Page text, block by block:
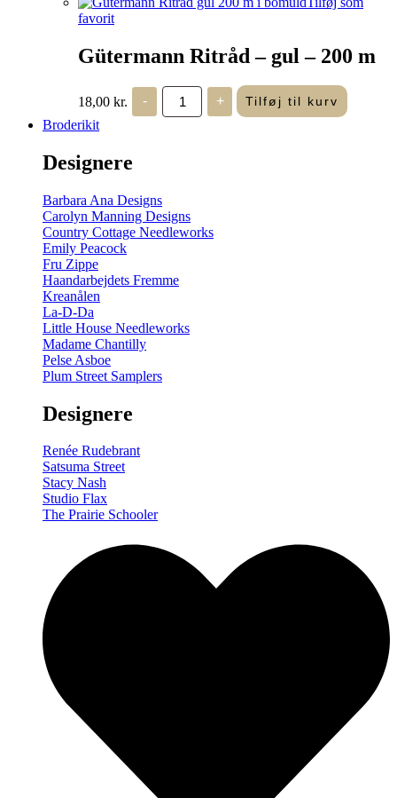
favorit
Gütermann Ritråd – gul – 200 m
18,00 kr. -
Gütermann
Ritråd
-
+ Tilføj til kurv
Broderikit
Designere
Barbara Ana Designs
Carolyn Manning Designs
Country Cottage Needleworks
Emily Peacock
Fru Zippe
Haandarbejdets Fremme
Kreanålen
La-D-Da
Little House Needleworks
Madame Chantilly
Pelse Asboe
Plum Street Samplers
Designere
Renée Rudebrant
Satsuma Street
Stacy Nash
Studio Flax
The Prairie Schooler